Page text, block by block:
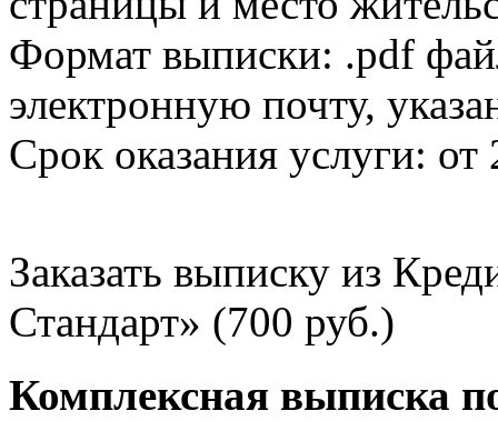
Формат выписки: .pdf
электронную почту,
Срок оказания услуги: от
Заказать выписку из
Стандарт» (700 руб.)
Комплексная выписка